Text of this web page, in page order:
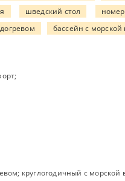
шведский стол
бассейн с морской
круглогодичный с морской